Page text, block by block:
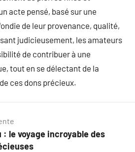
acte pensé, basé sur une
de leur provenance, qualité,
judicieusement, les amateurs
de contribuer à une
tout en se délectant de la
ces dons précieux.
: le voyage incroyable des